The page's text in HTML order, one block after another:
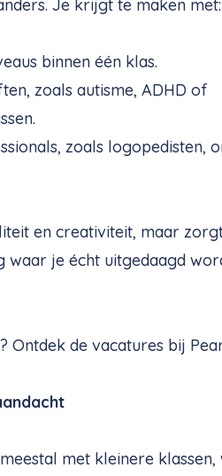
Je krijgt te maken met:
binnen één klas.
zoals autisme, ADHD of
zoals logopedisten,
en creativiteit, maar
waar je écht uitgedaagd
Ontdek de vacatures bij
met kleinere